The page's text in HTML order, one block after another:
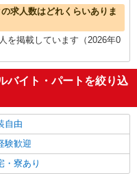
求人数はどれくらいありま
を掲載しています（2026年0
バイト・パートを絞り込
自由
験歓迎
・寮あり